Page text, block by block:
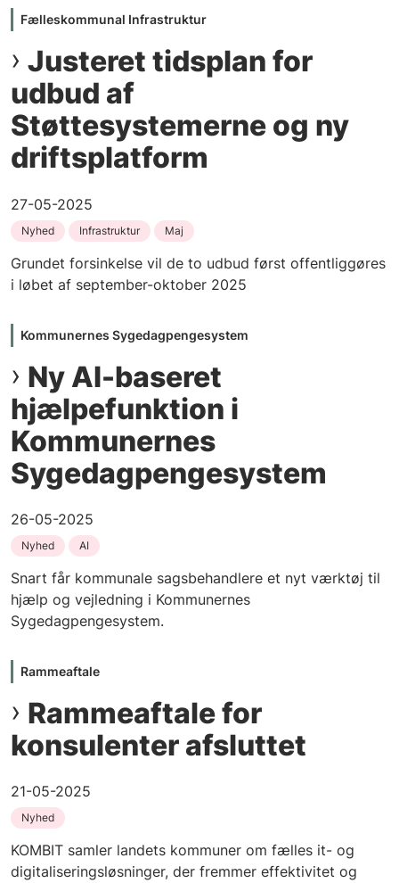
Fælleskommunal Infrastruktur
Justeret tidsplan for
udbud af
Støttesystemerne og ny
driftsplatform
27-05-2025
Nyhed Infrastruktur Maj
Grundet forsinkelse vil de to udbud først offentliggøres
i løbet af september-oktober 2025
Kommunernes Sygedagpengesystem
Ny AI-baseret
hjælpefunktion i
Kommunernes
Sygedagpengesystem
26-05-2025
Nyhed AI
Snart får kommunale sagsbehandlere et nyt værktøj til
hjælp og vejledning i Kommunernes
Sygedagpengesystem.
Rammeaftale
Rammeaftale for
konsulenter afsluttet
21-05-2025
Nyhed
KOMBIT samler landets kommuner om fælles it- og
digitaliseringsløsninger, der fremmer effektivitet og